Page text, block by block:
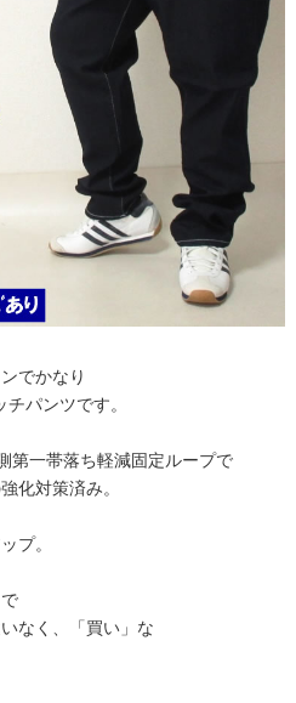
でかなり
パンツです。
第一帯落ち軽減固定ループで
化対策済み。
プ。
なく、「買い」な